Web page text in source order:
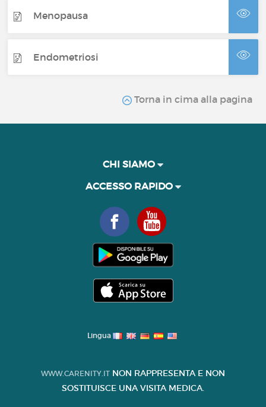
Menopausa
Endometriosi
Torna in cima alla pagina
CHI SIAMO
ACCESSO RAPIDO
Lingua
WWW.CARENITY.IT NON RAPPRESENTA E NON
SOSTITUISCE UNA VISITA MEDICA.